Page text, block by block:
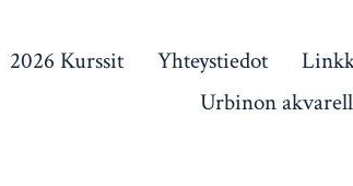
2026 Kurssit Yhteystiedot
Urbinon